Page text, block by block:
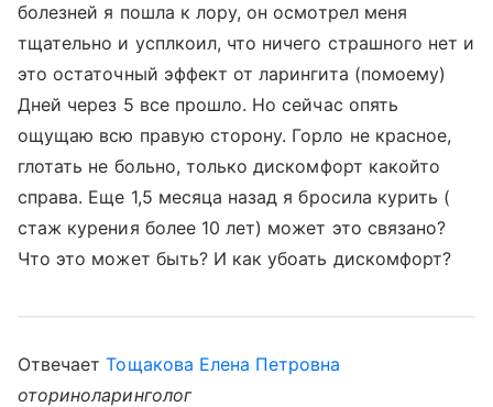
болезней я пошла к лору, он осмотрел меня
тщательно и усплкоил, что ничего страшного нет и
это остаточный эффект от ларингита (помоему)
Дней через 5 все прошло. Но сейчас опять
ощущаю всю правую сторону. Горло не красное,
глотать не больно, только дискомфорт какойто
справа. Еще 1,5 месяца назад я бросила курить (
стаж курения более 10 лет) может это связано?
Что это может быть? И как убоать дискомфорт?
ОтвечаетТощакова Елена Петровна
оториноларинголог